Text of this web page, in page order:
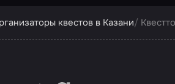
квестов в Казани